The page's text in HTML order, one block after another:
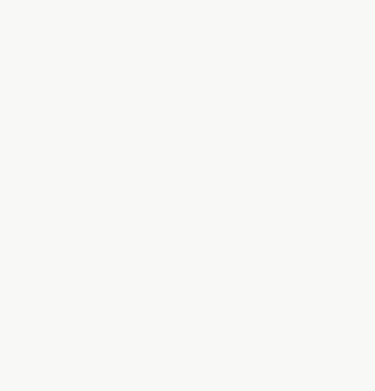
Изюминкой шоу
красноречивых
присутствующим. Их
Для того чтобы
перед входом в
где гости могли не
неограниченное
Стоит отметить,
расположение и
профессиональный